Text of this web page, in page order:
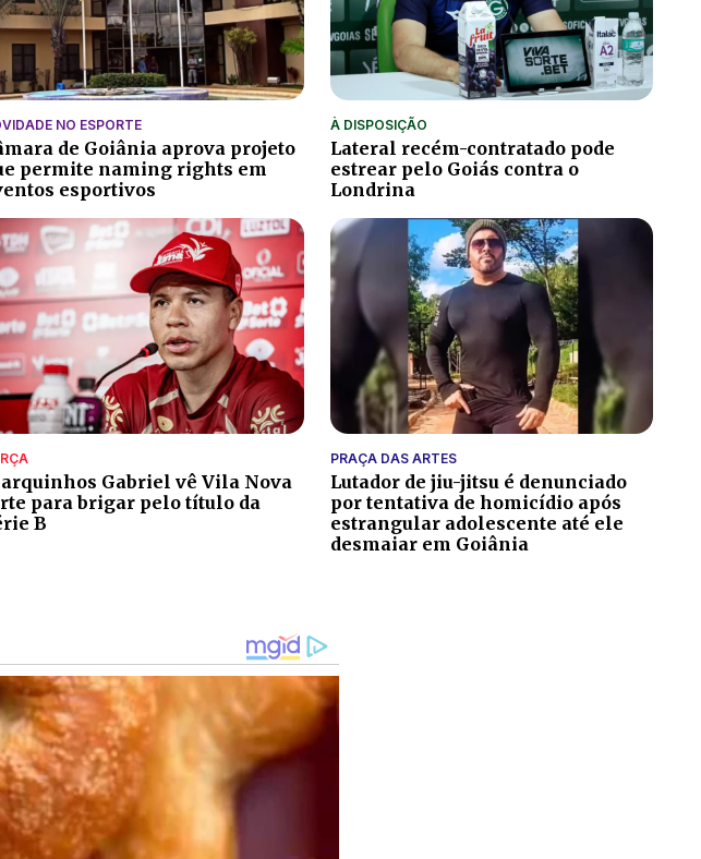
NO ESPORTE
de Goiânia aprova projeto
permite naming rights em
esportivos
À DISPOSIÇÃO
Lateral recém-contratado pode
estrear pelo Goiás contra o
Londrina
Gabriel vê Vila Nova
para brigar pelo título da
B
PRAÇA DAS ARTES
Lutador de jiu-jitsu é denunciado
por tentativa de homicídio após
estrangular adolescente até ele
desmaiar em Goiânia